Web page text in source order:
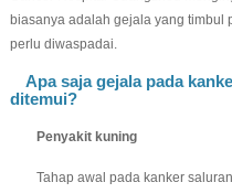
biasanya adalah gejala yang timbul
perlu diwaspadai.
Apa saja gejala pada
ditemui?
Penyakit kuning
Tahap awal pada kanker saluran